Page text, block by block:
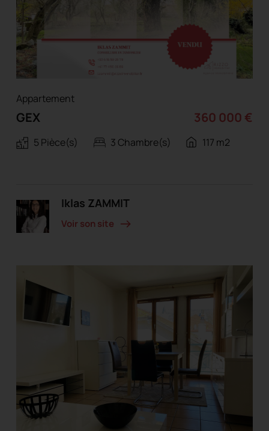
Appartement
GEX 360 000 €
5 Pièce(s) 3 Chambre(s) 117 m2
Iklas ZAMMIT
Voir son site